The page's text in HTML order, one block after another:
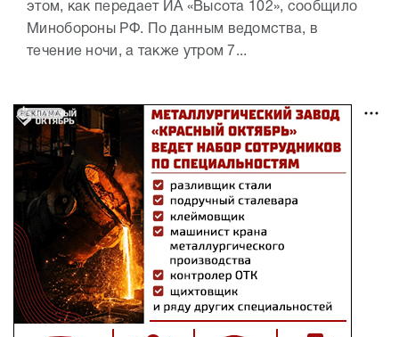
этом, как передает ИА «Высота 102», сообщило
Минобороны РФ. По данным ведомства, в
течение ночи, а также утром 7...
РЕКЛАМА